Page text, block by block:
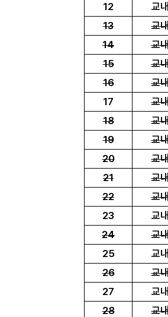
12
교내
13
교
14
교
15
교
16
교
17
교
18
교
19
교
20
교
21
교
22
교
23
교내
24
교
25
교내
26
교
27
교내
28
교